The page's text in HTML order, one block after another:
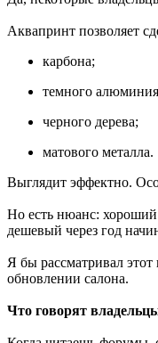
Аквапринт позволяет
карбона;
темного
черного дерева;
матового металла.
Выглядит эффектно.
Но есть нюанс:
дешевый через год
Я бы рассматривал
обновлении салона.
Что говорят